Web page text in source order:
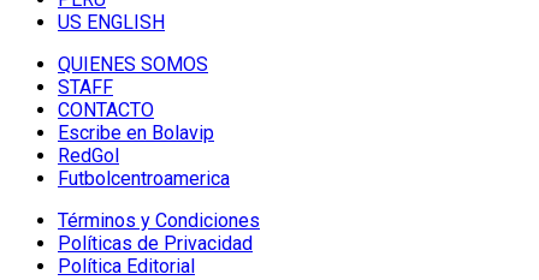
US ENGLISH
QUIENES SOMOS
STAFF
CONTACTO
Escribe en Bolavip
RedGol
Futbolcentroamerica
Términos y Condiciones
Políticas de Privacidad
Política Editorial